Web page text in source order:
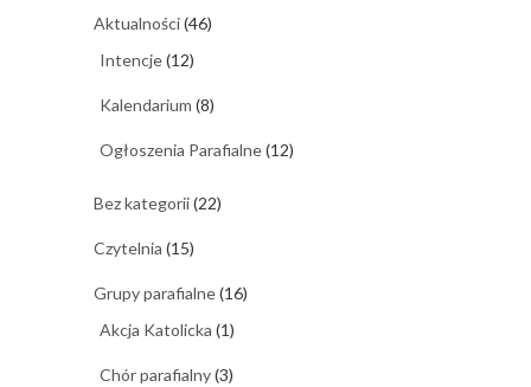
Aktualności(46)
Intencje(12)
Kalendarium (8)
Ogłoszenia Parafialne(12)
Bez kategorii(22)
Czytelnia (15)
Grupy parafialne(16)
Akcja Katolicka (1)
Chór parafialny(3)